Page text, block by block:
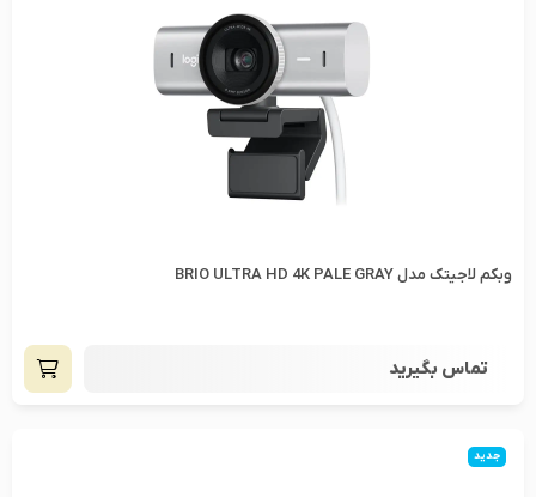
وبکم لاجیتک مدل BRIO ULTRA HD 4K PALE GRAY
تماس بگیرید
جدید